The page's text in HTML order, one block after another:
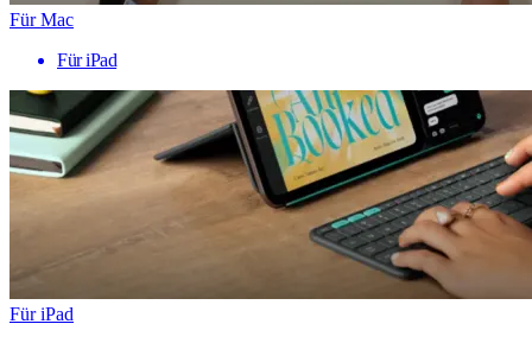
Für Mac
Für iPad
Für iPad